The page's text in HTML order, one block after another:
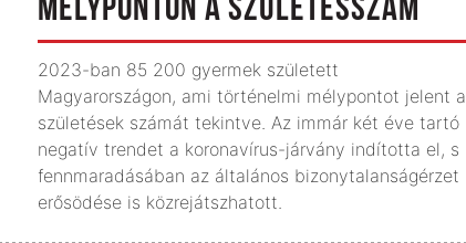
MÉLYPONTON A SZÜLETÉSSZÁM
2023-ban 85 200 gyermek született
Magyarországon, ami történelmi mélypontot jelent a
születések számát tekintve. Az immár két éve tartó
negatív trendet a koronavírus-járvány indította el, s
fennmaradásában az általános bizonytalanságérzet
erősödése is közrejátszhatott.